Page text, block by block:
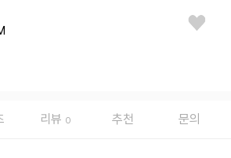
리뷰 0 추천 문의